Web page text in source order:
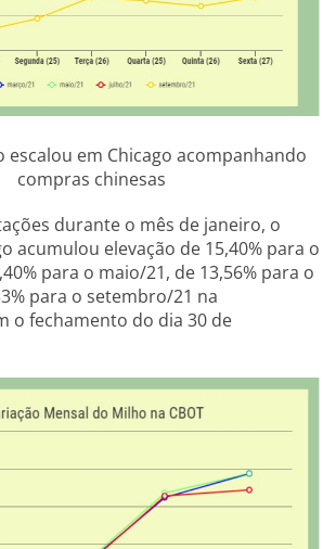
escalou em Chicago acompanhando
compras chinesas
durante o mês de janeiro, o
acumulou elevação de 15,40% para o
para o maio/21, de 13,56% para o
para o setembro/21 na
o fechamento do dia 30 de